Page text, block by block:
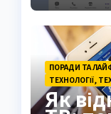
ПОРАДИ ТА
ТЕХНОЛОГІЇ,
Як